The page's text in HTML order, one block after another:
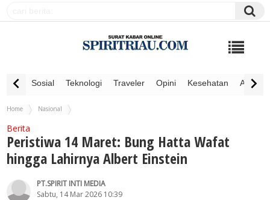
Sosial Teknologi Traveler Opini Kesehatan
Home
Nasional
Berita
Peristiwa 14 Maret: Bung Hatta Wafat
hingga Lahirnya Albert Einstein
PT.SPIRIT INTI MEDIA
Sabtu, 14 Mar 2026 10:39